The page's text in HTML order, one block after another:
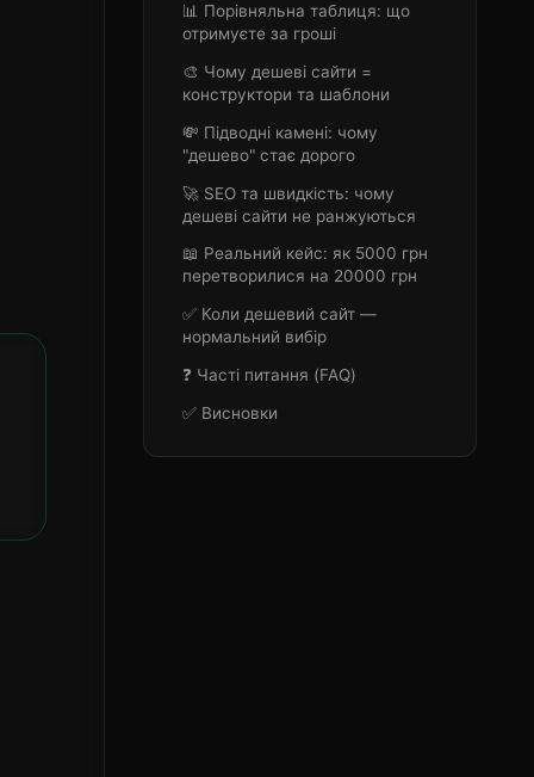
📊 Порівняльна таблиця: що
отримуєте за гроші
🎨 Чому дешеві сайти =
конструктори та шаблони
💸 Підводні камені: чому
"дешево" стає дорого
🚀 SEO та швидкість: чому
дешеві сайти не ранжуються
📖 Реальний кейс: як 5000 грн
перетворилися на 20000 грн
✅ Коли дешевий сайт —
нормальний вибір
❓ Часті питання (FAQ)
✅ Висновки